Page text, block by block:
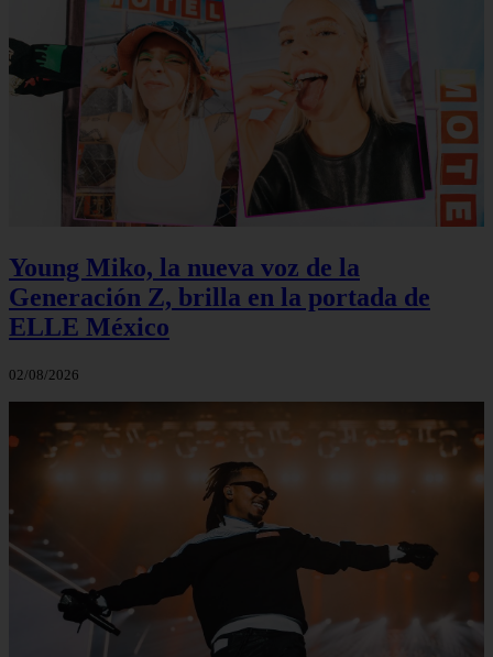
Young Miko, la nueva voz de la
Generación Z, brilla en la portada de
ELLE México
02/08/2026